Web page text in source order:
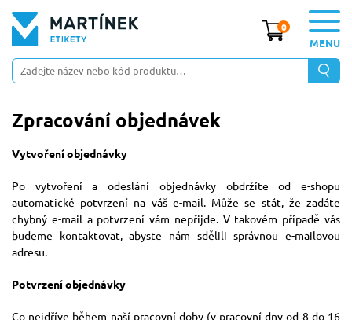
0
MENU
Zpracování objednávek
Vytvoření objednávky
Po vytvoření a odeslání objednávky obdržíte od e-shopu
automatické potvrzení na váš e-mail. Může se stát, že zadáte
chybný e-mail a potvrzení vám nepřijde. V takovém případě vás
budeme kontaktovat, abyste nám sdělili správnou e-mailovou
adresu.
Potvrzení objednávky
Co nejdříve během naší pracovní doby (v pracovní dny od 8 do 16